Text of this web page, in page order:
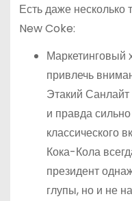
Есть даже несколько
New Coke:
Маркетинговый
привлечь
Этакий
и правда
классического
Кока-Кола
президент
глупы, но и не